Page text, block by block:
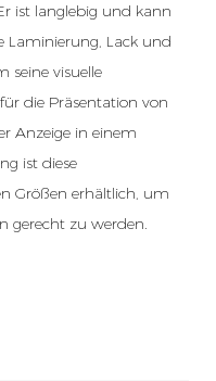
ist langlebig und kann
Laminierung, Lack und
seine visuelle
die Präsentation von
Anzeige in einem
ist diese
Größen erhältlich, um
gerecht zu werden.